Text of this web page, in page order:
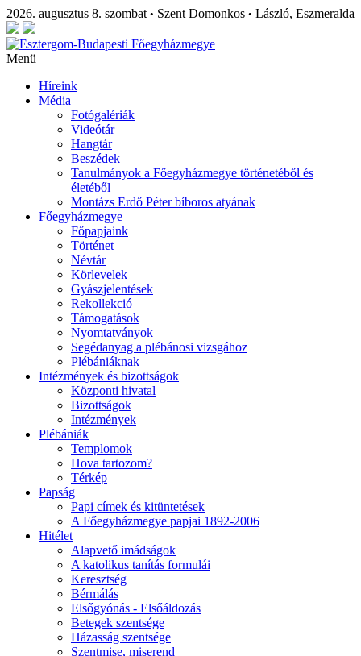
2026. augusztus 8. szombat • Szent Domonkos • László, Eszmeralda
Menü
Híreink
Média
Fotógalériák
Videótár
Hangtár
Beszédek
Tanulmányok a Főegyházmegye történetéből és
életéből
Montázs Erdő Péter bíboros atyának
Főegyházmegye
Főpapjaink
Történet
Névtár
Körlevelek
Gyászjelentések
Rekollekció
Támogatások
Nyomtatványok
Segédanyag a plébánosi vizsgához
Plébániáknak
Intézmények és bizottságok
Központi hivatal
Bizottságok
Intézmények
Plébániák
Templomok
Hova tartozom?
Térkép
Papság
Papi címek és kitüntetések
A Főegyházmegye papjai 1892-2006
Hitélet
Alapvető imádságok
A katolikus tanítás formulái
Keresztség
Bérmálás
Elsőgyónás - Elsőáldozás
Betegek szentsége
Házasság szentsége
Szentmise, miserend